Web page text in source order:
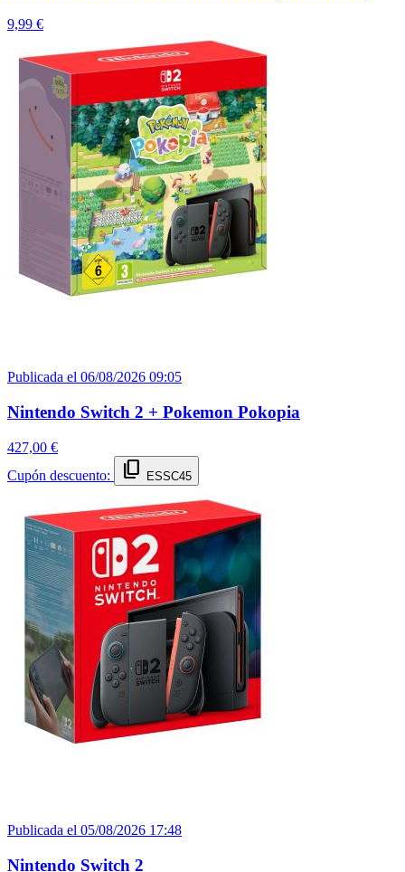
9,99 €
Publicada el 06/08/2026 09:05
Nintendo Switch 2 + Pokemon Pokopia
427,00 €
Cupón descuento:
content_copy ESSC45
Publicada el 05/08/2026 17:48
Nintendo Switch 2